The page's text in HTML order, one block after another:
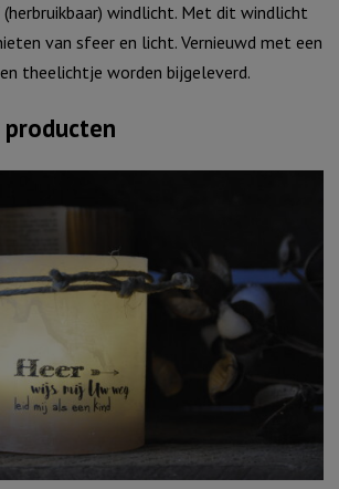
windlicht. Met dit windlicht
van sfeer en licht. Vernieuwd met een
theelichtje worden bijgeleverd.